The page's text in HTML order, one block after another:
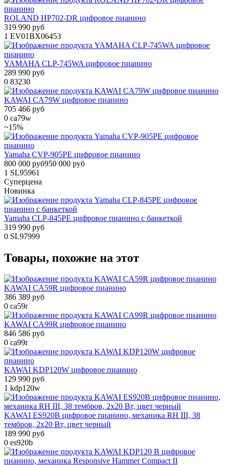
ROLAND HP702-DR цифровое пианино
319 990 руб
1 EV01BX06453
YAMAHA CLP-745WA цифровое пианино
289 990 руб
0 83230
KAWAI CA79W цифровое пианино
705 466 руб
0 ca79w
~15%
Yamaha CVP-905PE цифровое пианино
800 000 руб950 000 руб
1 SL95961
Суперцена
Новинка
Yamaha CLP-845PE цифровое пианино с банкеткой
319 990 руб
0 SL97999
Товары, похожие на этот
KAWAI CA59R цифровое пианино
386 389 руб
0 ca59r
KAWAI CA99R цифровое пианино
846 586 руб
0 ca99r
KAWAI KDP120W цифровое пианино
129 990 руб
1 kdp120w
KAWAI ES920B цифровое пианино, механика RH III, 38
тембров, 2x20 Вт, цвет черный
189 990 руб
0 es920b